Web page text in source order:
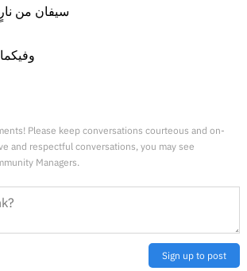
سيفان من
Please keep conversations courteous and on-
and respectful conversations, you may see
Managers.
Sign up to post